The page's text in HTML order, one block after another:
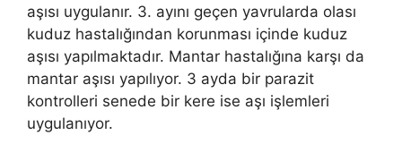
aşısı uygulanır. 3. ayını geçen yavrularda olası
kuduz hastalığından korunması içinde kuduz
aşısı yapılmaktadır. Mantar hastalığına karşı da
mantar aşısı yapılıyor. 3 ayda bir parazit
kontrolleri senede bir kere ise aşı işlemleri
uygulanıyor.